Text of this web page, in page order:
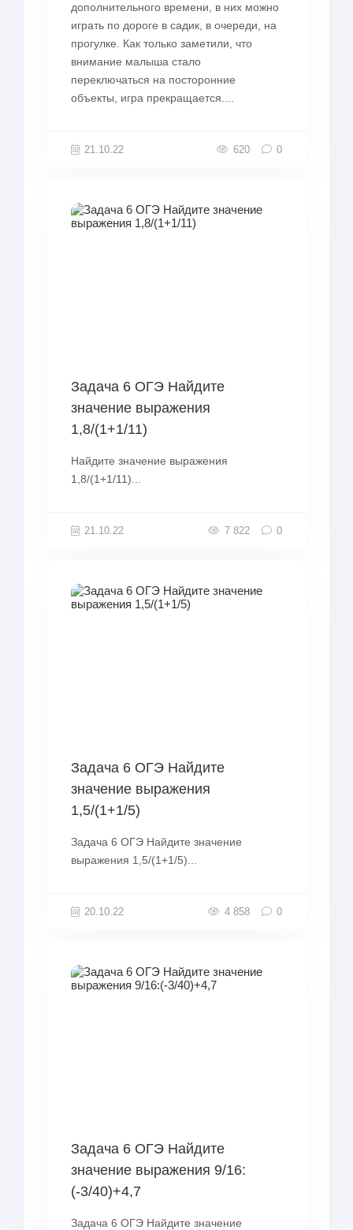
дополнительного времени, в них можно
играть по дороге в садик, в очереди, на
прогулке. Как только заметили, что
внимание малыша стало
переключаться на посторонние
объекты, игра прекращается....
21.10.22 620 0
Задача 6 ОГЭ Найдите
значение выражения
1,8/(1+1/11)
Найдите значение выражения
1,8/(1+1/11)...
21.10.22 7 822 0
Задача 6 ОГЭ Найдите
значение выражения
1,5/(1+1/5)
Задача 6 ОГЭ Найдите значение
выражения 1,5/(1+1/5)...
20.10.22 4 858 0
Задача 6 ОГЭ Найдите
значение выражения 9/16:
(-3/40)+4,7
Задача 6 ОГЭ Найдите значение